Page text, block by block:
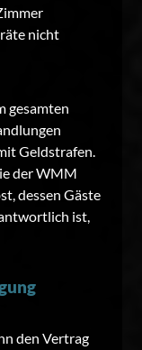
nicht
gesamten
Geldstrafen.
der WMM
dessen Gäste
ist,
den Vertrag